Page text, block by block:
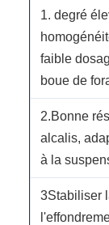
1. degré
faible
boue de
2.Bonne
alcalis,
à la
3Stabiliser